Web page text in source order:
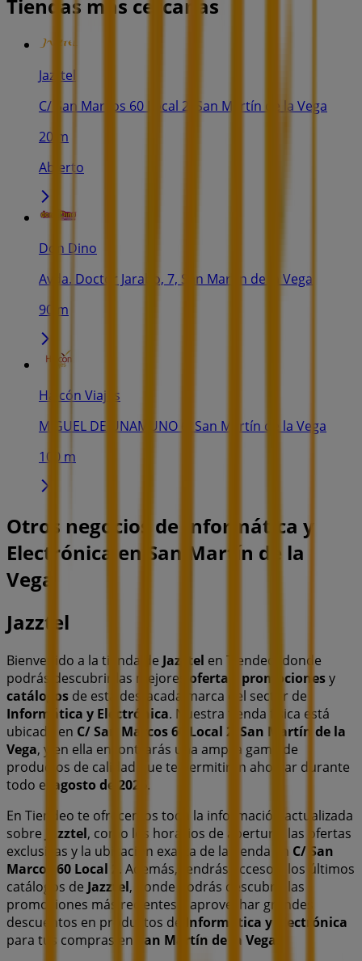
Tiendas más cercanas
Jazztel
C/ San Marcos 60 Local 2, San Martín de la Vega
20 m
Abierto
Don Dino
Avda. Doctor Jarabo, 7, San Martín de la Vega
90 m
Halcón Viajes
MIGUEL DE UNAMUNO 6, San Martín de la Vega
100 m
Otros negocios de Informática y
Electrónica en San Martín de la
Vega
Jazztel
Bienvenido a la tienda de Jazztel en Tiendeo, donde
podrás descubrir las mejores
ofertas promocionesy
catálogos de esta destacada marca del sector de
Informática y Electrónica. Nuestra tienda física está
ubicada en C/ San Marcos 60 Local 2
San Martín de la
Vega, y en ella encontrarás una amplia gama de
productos de calidad que te permitirán ahorrar durante
todo el
agosto de 2026 .
En Tiendeo te ofrecemos toda la información actualizada
sobre
Jazztel, como los horarios de apertura, las ofertas
exclusivas y la ubicación exacta de la tienda en C/ San
Marcos 60 Local 2 . Además, tendrás acceso a los últimos
catálogos de Jazztel, donde podrás descubrir las
promociones más recientes y aprovechar grandes
descuentos en productos de
Informática y Electrónica
para tus compras en
San Martín de la Vega